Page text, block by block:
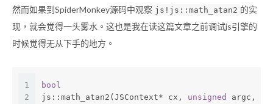
然而如果到SpiderMonkey源码中观察 js!js::math_atan2 的实
现，就会觉得一头雾水。这也是我在读这篇文章之前调试js引擎的
时候觉得无从下手的地方。
1
2
bool
js::math_atan2(JSContext* cx, unsigned
argc,